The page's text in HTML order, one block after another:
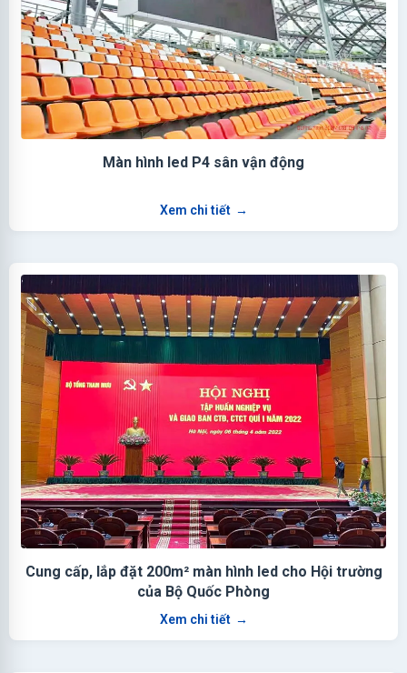
Màn hình led P4 sân vận động
Xem chi tiết →
Cung cấp, lắp đặt 200m² màn hình led cho Hội trường
của Bộ Quốc Phòng
Xem chi tiết →